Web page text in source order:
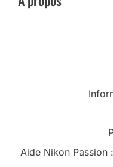
Aide Nikon Passion